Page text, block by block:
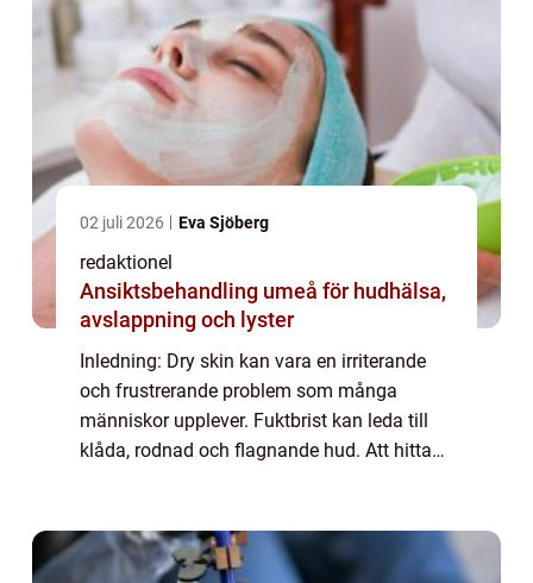
02 juli 2026 Eva Sjöberg
redaktionel
Ansiktsbehandling umeå för hudhälsa,
avslappning och lyster
Inledning: Dry skin kan vara en irriterande
och frustrerande problem som många
människor upplever. Fuktbrist kan leda till
klåda, rodnad och flagnande hud. Att hitta